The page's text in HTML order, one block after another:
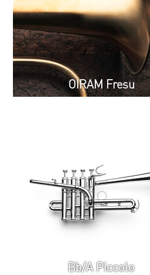
OIRAM Fresu
Bb/A Piccolo